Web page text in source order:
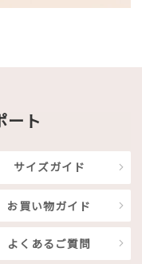
ート
サイズガイド
お買い物ガイド
よくあるご質問